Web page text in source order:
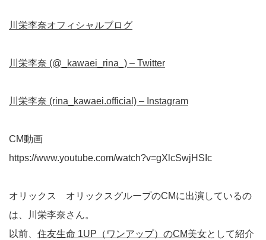
川栄李奈オフィシャルブログ
川栄李奈 (@_kawaei_rina_) – Twitter
川栄李奈 (rina_kawaei.official) – Instagram
CM動画
https://www.youtube.com/watch?v=gXlcSwjHSIc
オリックス オリックスグループのCMに出演しているの
は、川栄李奈さん。
以前、 住友生命 1UP（ワンアップ）のCM美女として紹介